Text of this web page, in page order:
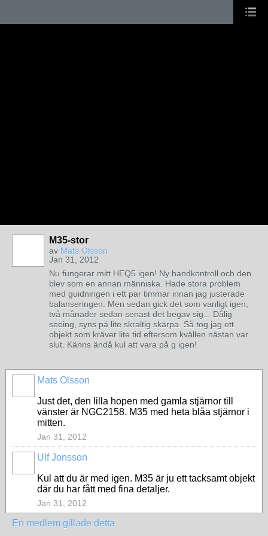
M35-stor
av Mats Olsson
Jan 31, 2012
Nu fungerar mitt HEQ5 igen! Ny handkontroll och den
blev som en annan människa. Hade stora problem
med guidningen i ett par timmar innan jag justerade
balanseringen. Men sedan gick det som vanligt igen,
två månader sedan senast det begav sig... Dålig
seeing, syns på lite skraltig skärpa. Så tog jag ett
objekt som kräver lite tid eftersom kvällen nästan var
slut. Känns ändå kul att vara på g igen!
Mats Olsson
Just det, den lilla hopen med gamla stjärnor till
vänster är NGC2158. M35 med heta blåa stjärnor i
mitten.
Jan 31, 2012
Ulf Jonsson
Kul att du är med igen. M35 är ju ett tacksamt objekt
där du har fått med fina detaljer.
Jan 31, 2012
En medlem gillade detta